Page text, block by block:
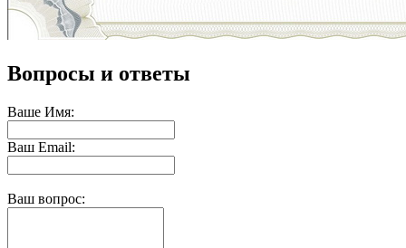
Вопросы и ответы
Ваше Имя:
Ваш Email:
Ваш вопрос: